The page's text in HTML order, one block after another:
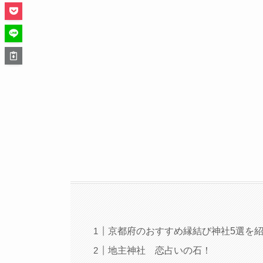
京都府のおすすめ縁結び神社5選を紹
地主神社 恋占いの石！